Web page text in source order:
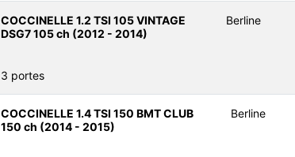
COCCINELLE 1.2 TSI 105 VINTAGE
DSG7 105 ch (2012 - 2014)
Berline
3 portes
COCCINELLE 1.4 TSI 150 BMT CLUB
150 ch (2014 - 2015)
Berline